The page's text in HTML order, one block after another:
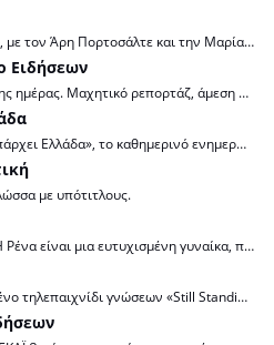
Ενημερωτική εκπομπή. «Live You», με τον Άρη Πορτοσάλτε και την Μαρία Αναστασοπούλου καθημερινά στις 11.45 στον ΣΚΑΪ. Πρωταγωνιστές της εκπομπής οι πολίτες, με τις καταγγελίες, τις ιδέες και τις προτάσεις τους. Ό,τι συμβαίνει την στιγμή που συμβαίνει, ό,τι προβληματίζει την κοινωνία, είναι «Live You». Με ρεπορτάζ, έρευνες και συνεντεύξεις, η εκπομπή συνομιλεί ζωντανά με τους τηλεθεατές, αναζητά καθημερινά λύσεις και απαντήσεις, ρίχνει φως σε σοβαρά θέματα που καίνε, είναι η φωνή όσων πρέπει να ακουστούν.
Ειδήσεων
Το πρώτο ολοκληρωμένο δελτίο της ημέρας. Μαχητικό ρεπορτάζ, άμεση ενημέρωση. Οι όψεις της επικαιρότητας, οι εξελίξεις από την Ελλάδα και τον κόσμο, με τη δύναμη και τη σφραγίδα της δημοσιογραφικής ομάδας του ΣΚΑΪ. Με τη Λένα Φλυτζάνη.
Εκπομπή ποικίλης ύλης. «Όπου υπάρχει Ελλάδα», το καθημερινό ενημερωτικό ταξίδι του ΣΚΑΪ, που αναδεικνύει την αυθεντική ψυχή της Ελλάδας - τις όμορφες, αλλά και τις δύσκολες όψεις της. Η εκπομπή φέρνει στο φως την ιδιαίτερη ταυτότητα κάθε τόπου, «βλέπει» και «ακούει» τη σύγχρονη Ελλάδα μέσα από ιστορίες, αφηγήσεις, εμπειρίες και τον μοναδικό τρόπο ζωής των κατοίκων της. Το στούντιο της εκπομπής στήνεται... σε έναν πολύβουο δρόμο, μια έρημη ακτή, ένα μικρό χωριό στην άκρη του χάρτη, στήνεται «Όπου Υπάρχει Ελλάδα». Σε απευθείας μετάδοση, οι παρουσιαστές, Ευλαμπία Ρέβη και Γιώργος Κουρδής κάθε μέρα «μετακομίζουν» σε άλλο σημείο και μαζί τους ανακαλύπτουμε την πραγματική Ελλάδα.
με υπότιτλους.
Ελληνική ταινία, κωμωδία, 1981. Η Ρένα είναι μια ευτυχισμένη γυναίκα, παντρεμένη μ' έναν σοβαρό επιστήμονα, ο οποίος ανακαλύπτει ένα καινούργιο είδος ηλιοσυσσωρευτή. Οι αντίπαλες εταιρείες στέλνουν μία όμορφη βιομηχανική κατάσκοπο, για να του αποσπάσει το μυστικό. Στη δύσκολη στιγμή, η Ρένα μεταμφιέζεται σε αστυνομικίνα και ξεκαθαρίζει τα πράγματα. Όμως δεν σταματάει εκεί, καθώς η στολή που φοράει την ωθεί ν' αρχίσει να κυνηγά κάθε απατεώνα. Πρωταγωνιστούν: Ρένα Βλαχοπούλου, Έλενα Ναθαναήλ, Δημήτρης Ζακυνθινός, Κώστας Καραγιώργης, Νίκος Βερλέκης, Μίρκα Καλατζοπούλου. Σενάριο: Κώστας Καραγιάννης, Γιάννης Πολίτης. Σκηνοθεσία: Κώστας Καραγιάννης.
Ψυχαγωγική εκπομπή. Το αγαπημένο τηλεπαιχνίδι γνώσεων «Still Standing» ανανεώθηκε και είναι στον ΣΚΑΪ! Ο Χρήστος Φερεντίνος υποδέχεται, κάθε μέρα, 9 διαγωνιζόμενους που πατούν γερά στις γνώσεις τους και τολμούν να διεκδικήσουν έως 30.000 ευρώ τη μέρα! Απαραίτητη προϋπόθεση; Να μείνουν όρθιοι μέχρι τέλους και να μη βρεθούν, εντελώς ξαφνικά, να κάνουν... βουτιά στο κενό! Θα τα καταφέρουν; .